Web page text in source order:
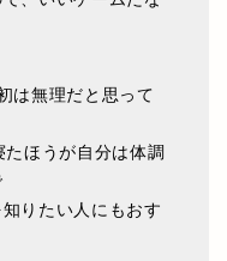
は無理だと思って
ほうが自分は体調
りたい人にもおす